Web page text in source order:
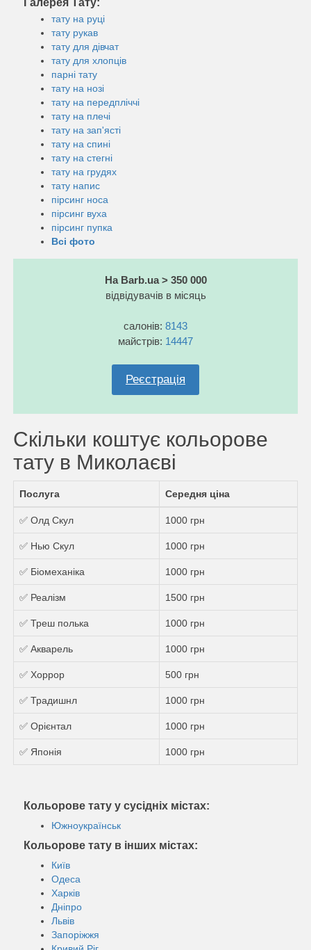
тату на руці
тату рукав
тату для дівчат
тату для хлопців
парні тату
тату на нозі
тату на передпліччі
тату на плечі
тату на зап'ясті
тату на спині
тату на стегні
тату на грудях
тату напис
пірсинг носа
пірсинг вуха
пірсинг пупка
Всі фото
На Barb.ua > 350 000
відвідувачів в місяць
салонів: 8143
майстрів: 14447
Реєстрація
Скільки коштує кольорове
тату в Миколаєві
Послуга Середня ціна
✅ Олд Скул 1000 грн
✅ Нью Скул 1000 грн
✅ Біомеханіка 1000 грн
✅ Реалізм 1500 грн
✅ Треш полька 1000 грн
✅ Акварель 1000 грн
✅ Хоррор 500 грн
✅ Традишнл 1000 грн
✅ Орієнтал 1000 грн
✅ Японія 1000 грн
Кольорове тату у сусідніх містах:
Южноукраїнськ
Кольорове тату в інших містах:
Київ
Одеса
Харків
Дніпро
Львів
Запоріжжя